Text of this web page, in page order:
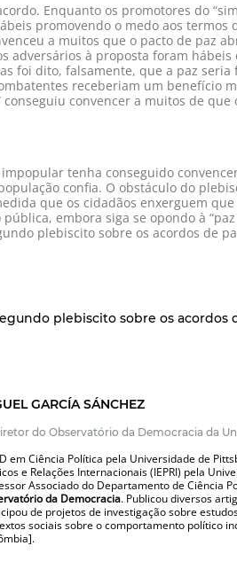
Enquanto os promotores do
promovendo o medo aos
a muitos que o pacto de paz
adversários à proposta foram
foi dito, falsamente, que a paz
receberiam um benefício
convencer a muitos de
tenha conseguido
confia. O obstáculo do
que os cidadãos enxerguem
embora siga se opondo à
plebiscito sobre os acordos de
plebiscito sobre os acordos
GARCÍA SÁNCHEZ
do Observatório da Democracia da
em Ciência Política pela Universidade de
e Relações Internacionais (IEPRI) pela
Associado do Departamento de Ciência
da Democracia. Publicou diversos
de projetos de investigação sobre
sociais sobre o comportamento político